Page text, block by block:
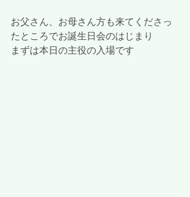
お父さん、お母さん方も来てくださっ
たところでお誕生日会のはじまり
まずは本日の主役の入場です